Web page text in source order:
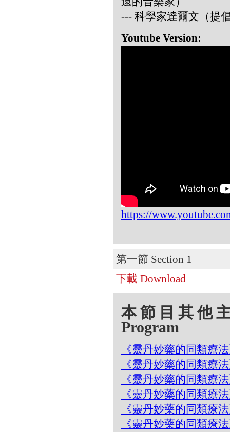
--- 科學家達爾文（提
Youtube Version:
https://
第一節 Section 1
下載 Download
本節目其他
Program
《靈丹妙藥的同類療
《靈丹妙藥的同類療
《靈丹妙藥的同類療
《靈丹妙藥的同類療
《靈丹妙藥的同類療
《靈丹妙藥的同類療